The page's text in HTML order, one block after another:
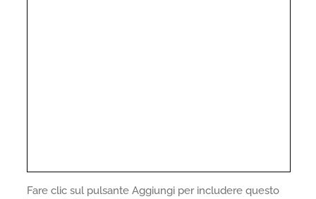
Fare clic sul pulsante Aggiungi per includere questo